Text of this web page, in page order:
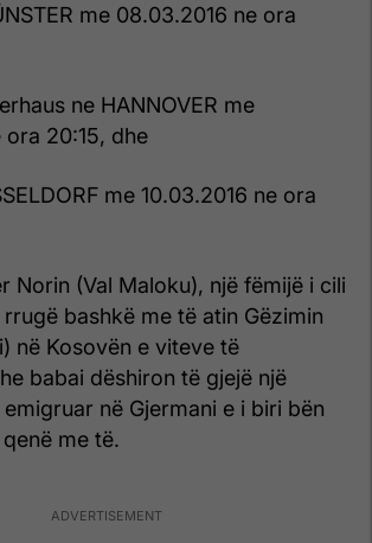
me 08.03.2016 ne ora
ne HANNOVER me
20:15, dhe
me 10.03.2016 ne ora
Norin (Val Maloku), një fëmijë i cili
bashkë me të atin Gëzimin
në Kosovën e viteve të
babai dëshiron të gjejë një
në Gjermani e i biri bën
me të.